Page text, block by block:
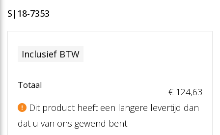
S|18-7353
Inclusief BTW
Totaal
€ 124,63
Dit product heeft een langere levertijd dan
dat u van ons gewend bent.